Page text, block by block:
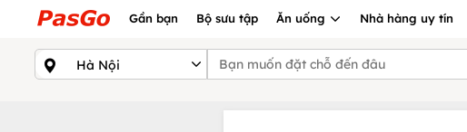
Gần bạn Bộ sưu tập Ăn uống Nhà hàng uy tín